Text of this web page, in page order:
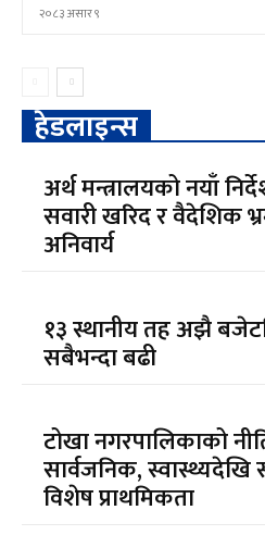
२०८३ असार ९
हेडलाइन्स
अर्थ मन्त्रालयको नयाँ
सवारी खरिद र वैदेशिक
अनिवार्य
१३ स्थानीय तह अझै
सबैभन्दा बढी
टोखा नगरपालिकाको
सार्वजनिक, स्वास्थ्यदेखि
विशेष प्राथमिकता